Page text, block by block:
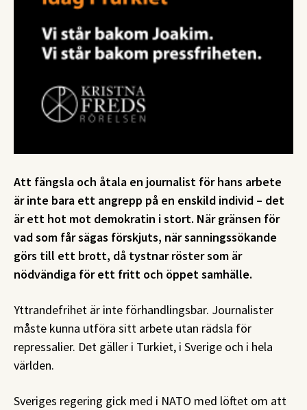
Att fängsla och åtala en journalist för hans arbete
är inte bara ett angrepp på en enskild individ – det
är ett hot mot demokratin i stort. När gränsen för
vad som får sägas förskjuts, när sanningssökande
görs till ett brott, då tystnar röster som är
nödvändiga för ett fritt och öppet samhälle.
Yttrandefrihet är inte förhandlingsbar. Journalister
måste kunna utföra sitt arbete utan rädsla för
repressalier. Det gäller i Turkiet, i Sverige och i hela
världen.
Sveriges regering gick med i NATO med löftet om att